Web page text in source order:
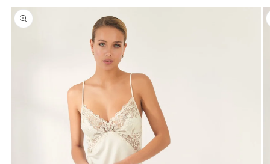
Passa alle
informazioni
sul prodotto